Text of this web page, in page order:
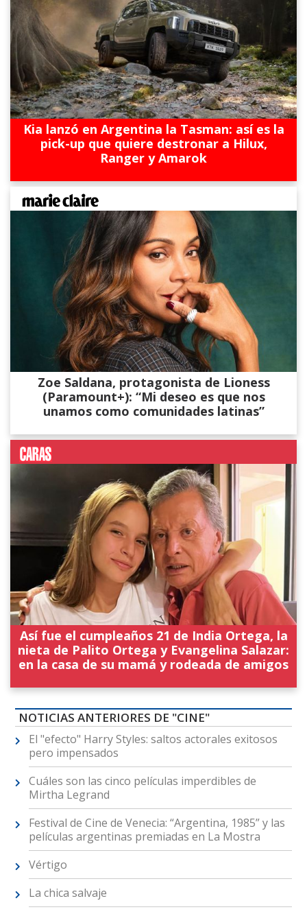
Kia lanzó en Argentina la Tasman: así es la
pick-up que quiere destronar a Hilux,
Ranger y Amarok
Zoe Saldana, protagonista de Lioness
(Paramount+): “Mi deseo es que nos
unamos como comunidades latinas”
Así fue el cumpleaños 21 de India Ortega, la
nieta de Palito Ortega y Evangelina Salazar:
en la casa de su mamá y rodeada de amigos
NOTICIAS ANTERIORES DE "CINE"
El "efecto" Harry Styles: saltos actorales exitosos
pero impensados
Cuáles son las cinco películas imperdibles de
Mirtha Legrand
Festival de Cine de Venecia: “Argentina, 1985” y las
películas argentinas premiadas en La Mostra
Vértigo
La chica salvaje